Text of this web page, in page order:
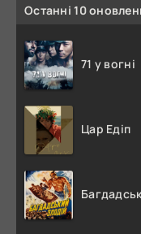
Останні 10
71 у вогні
Цар Едіп